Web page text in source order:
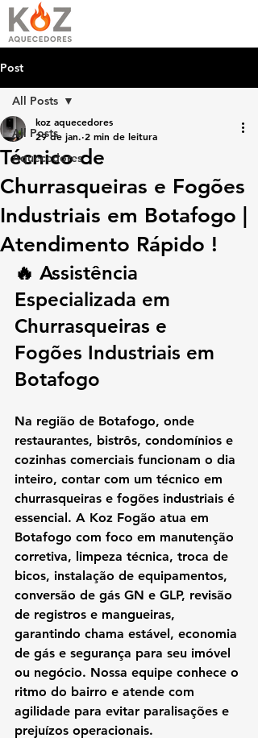
Post
All Posts
Aquecedores
All Posts
Técnico de
Churrasqueiras e Fogões
Industriais em Botafogo |
Atendimento Rápido !
koz aquecedores
29 de jan. 2 min de leitura
🔥 Assistência
Especializada em
Churrasqueiras e
Fogões Industriais em
Botafogo
Na região de Botafogo, onde
restaurantes, bistrôs, condomínios e
cozinhas comerciais funcionam o dia
inteiro, contar com um técnico em
churrasqueiras e fogões industriais é
essencial. A Koz Fogão atua em
Botafogo com foco em manutenção
corretiva, limpeza técnica, troca de
bicos, instalação de equipamentos,
conversão de gás GN e GLP, revisão
de registros e mangueiras,
garantindo chama estável, economia
de gás e segurança para seu imóvel
ou negócio. Nossa equipe conhece o
ritmo do bairro e atende com
agilidade para evitar paralisações e
prejuízos operacionais.